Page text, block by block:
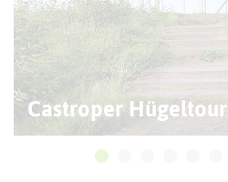
Castroper Hügeltour